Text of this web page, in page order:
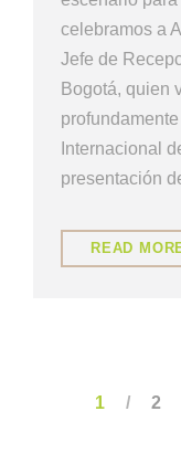
celebramos a
Jefe de
Bogotá, quien
Internacional
presentación
READ
1 2